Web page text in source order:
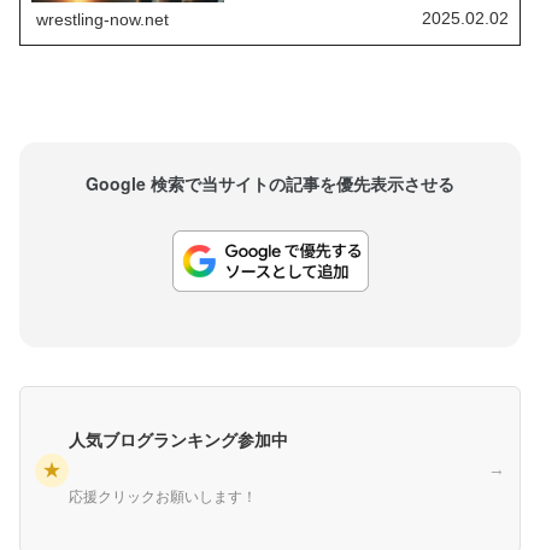
いました。この敗退の背景には何らかの問題があ
ジに戻ったマッキンタイアは「誰かが自分の見せ
wrestling-now.net 2025.02.02
Google 検索で当サイトの記事を優先表示させる
★
人気ブログランキング参加中
応援クリックお願いします！
→